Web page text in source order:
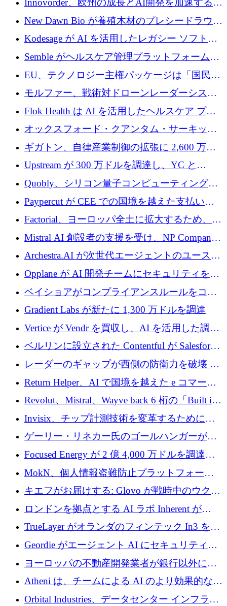
ァンドを立ち上げる
Innovorder、欧州の成長とAI開発を加速するた
めに2,000万ユーロを確保
New Dawn Bio が養殖木材のプレシードラウン
ドで 210 万ユーロを調達
Kodesage が AI を活用したレガシー ソフトウ
ェアの最新化のために 660 万ドルを調達
Semble がヘルスケア管理プラットフォームを
拡大するためにシリーズ C で 3,000 万ポンド
を調達
EU、テクノロジー主権パッケージは「国民の
保護」に関するものだと発言
モルファー、戦術対ドローンレーダーシステ
ムを最前線に近づけるために150万ユーロを調
Flok Health は AI を活用したヘルスケア プラ
ットフォームの成長に 1,250 万ドルを投資
オックスフォード・クアンタム・サーキット
が「成人向け」2億6,000万ポンドの資金調達
ラウンドを獲得
ギガトン、自律産業制御の拡張に 2,600 万ド
ルを調達
Upstream が 300 万ドルを調達し、YC と
Xavier Niel が支援する共同 AI 受信箱を立ち上
げる
Quobly、シリコン量子コンピューティングの
商用化のためにシリーズ A で 1 億 1,500 万ユ
ーロを調達
Paypercut が CEE での国境を越えた支払いを
拡大するために 500 万ユーロを確保
Factorial、ヨーロッパ全土に拡大するため、25
億ドルの評価額で1億5,000万ドルのシリーズD
Mistral AI 創設者の支援を受け、NP Company
がエンジニアリング向け AI を推進するために
Archestra.AI が次世代エージェントのユースケ
ースを実現するために 1,000 万ドルを調達
Opplane が AI 開発チームにセキュリティをも
たらすために 450 万ユーロを調達
ベイショアがコンプライアンスルールをコー
ド化するために800万ドルを調達
Gradient Labs が新たに 1,300 万ドルを調達
Vertice が Vendr を買収し、AI を活用した調達
インテリジェンス プラットフォームを構築
ベルリンに設立された Contentful が Salesforce
に買収される
レーダーのギャップが西側の防衛力を破壊 —
そしてベルリンのチップスタートアップがそ
れを埋める
Return Helper、AI で国境を越えた e コマース
の返品を利益に変えるシリーズ A で 400 万ド
ルを調達
Revolut、Mistral、Wayve back 6 桁の「Built in
Europe」キャンペーン
Invisix、チップ計測技術を変革するために
2,000 万ユーロのシードラウンドを完了
ゲーリー・リネカー氏のゴールハンガーがVC
事業を開始
Focused Energy が 2 億 4,000 万ドルを調達、
TrueLayer が In3 を買収、ロンドンが首位の座
を奪還
MokN、個人情報盗難防止プラットフォーム
の成長のためにシリーズ A で 1,500 万ドルを
調達
キエフがお届けする: Glovo が戦時中のウクラ
イナで最も急速に成長する市場の 1 つをどの
ように拡大したか
ロンドンを拠点とする AI ラボ Inherent が
5,000 万ドルの資金調達でステルスから浮上
TrueLayer がオランダのフィンテック In3 を買
収、チェックアウト時にクレジットを提供
Geordie がエージェント AI にセキュリティと
ガバナンスをもたらすために 3,000 万ドルを
ヨーロッパの不動産開発業者が銀行以外にも
目を向けているため、InRentoの資金調達額は
1億ユーロを突破
Atheni は、チームによる AI のより効果的な使
用を支援するために 35 万ポンドを確保
Orbital Industries、データセンター インフラス